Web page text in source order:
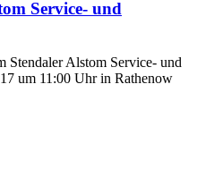
Service- und
Stendaler Alstom Service- und
um 11:00 Uhr in Rathenow